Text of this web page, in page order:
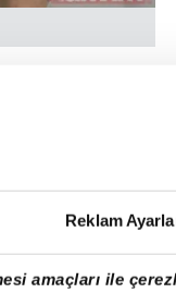
Reklam
amaçları ile
artık
değil,
yüz tasarımı,